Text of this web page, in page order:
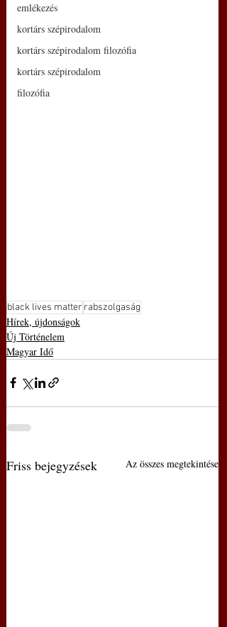
emlékezés
kortárs szépirodalom
kortárs szépirodalom filozófia
kortárs szépirodalom
filozófia
black lives matter rabszolgaság
Hírek, újdonságok
Új Történelem
Magyar Idő
Friss bejegyzések Az összes megtekintése